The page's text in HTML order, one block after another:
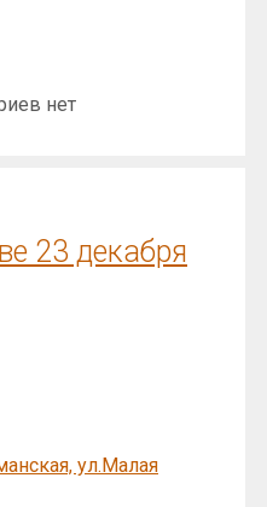
нет
23 декабря
ул.Малая